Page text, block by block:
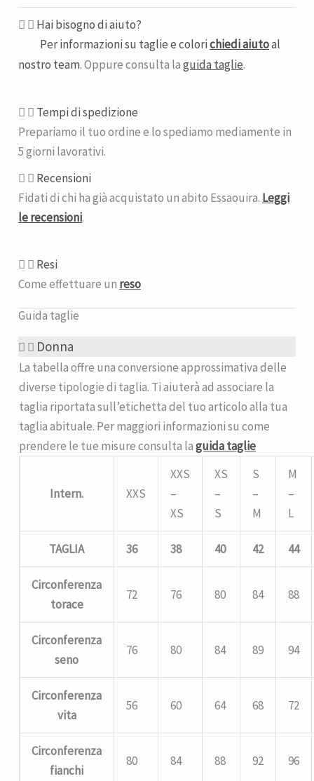
Hai bisogno di aiuto?
Per informazioni su taglie e colorichiedi aiutoal
nostro team. Oppure consulta laguida taglie.
Tempi di spedizione​
Prepariamo il tuo ordine e lo spediamo mediamente in
5 giorni lavorativi.
Recensioni
Fidati di chi ha già acquistato un abito Essaouira. Leggi
le recensioni.
Resi
Come effettuare un reso
Guida taglie
Donna
La tabella offre una conversione approssimativa delle
diverse tipologie di taglia. Ti aiuterà ad associare la
taglia riportata sull’etichetta del tuo articolo alla tua
taglia abituale. Per maggiori informazioni su come
prendere le tue misure consulta laguida taglie
Intern. XXS
XXS
–
XS
XS
–
S
S
–
M
M
–
L
TAGLIA 36 38 40 42 44
Circonferenza
torace
72 76 80 84 88
Circonferenza
seno
76 80 84 89 94
Circonferenza
vita
56 60 64 68 72
Circonferenza
fianchi
80 84 88 92 96